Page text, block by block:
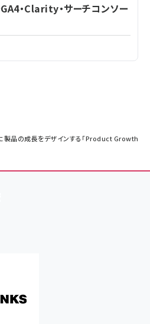
製品の成長をデザインする「Product Growth
・Clarity・サーチコンソー